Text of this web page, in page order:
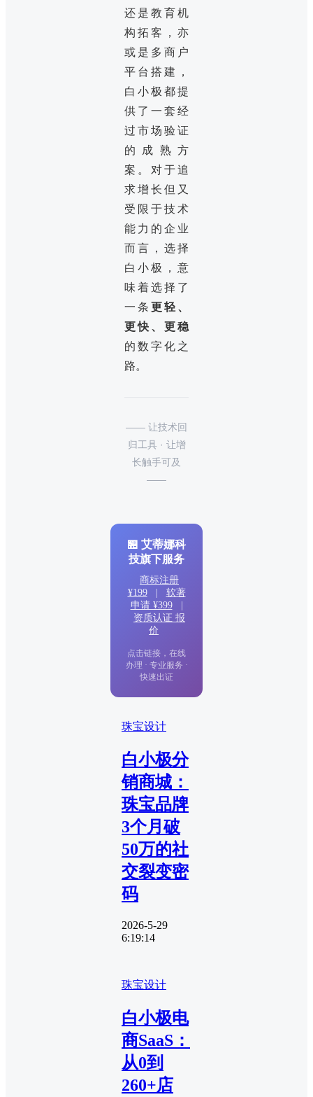
还是教育机
构拓客，亦
或是多商户
平台搭建，
白小极都提
供了一套经
过市场验证
的成熟方
案。对于追
求增长但又
受限于技术
能力的企业
而言，选择
白小极，意
味着选择了
一条 更轻、
更快、更稳
的数字化之
路。
—— 让技术回
归工具 · 让增
长触手可及
——
🏪 艾蒂娜科
技旗下服务
商标注册
¥199
软著
申请 ¥399
资质认证 报
价
点击链接，在线
办理 · 专业服务 ·
快速出证
珠宝设计
白小极分
销商城：
珠宝品牌
3个月破
50万的社
交裂变密
码
2026-5-29
6:19:14
珠宝设计
白小极电
商SaaS：
从0到
260+店